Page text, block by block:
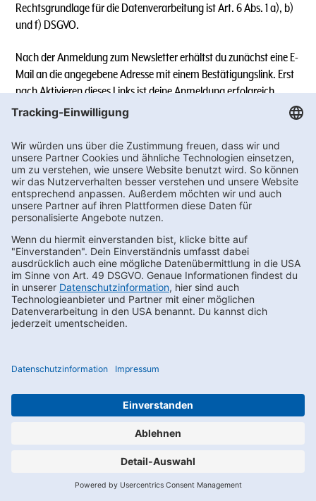
Rechtsgrundlage für die Datenverarbeitung ist Art. 6 Abs. 1 a), b)
und f) DSGVO.
Nach der Anmeldung zum Newsletter erhältst du zunächst eine E-
Mail an die angegebene Adresse mit einem Bestätigungslink. Erst
nach Aktivieren dieses Links ist deine Anmeldung erfolgreich.
Sollte der Link in dem angegebenen Zeitraum nicht aktiviert
5.1.) Newsletter-Versand über WhatsApp
Du kannst den Newsletter auch über WhatsApp abonnieren,
indem Du den dafür vorgesehenen QR-Code scannst. Nach der
Anmeldung zum Newsletter erhältst du zunächst eine Nachricht
im Chat mit einem Bestätigungsfenster. Erst nach Aktivieren ist
deine Anmeldung erfolgreich. Sollte der Link in dem angegebenen
Zeitraum nicht aktiviert werden, werden die angegebenen Daten
wieder gelöscht.
im Rahmen eines Auftragsverarbeitungsvertrages.
Die Nutzung von WhatsApp unterliegt allein den von Dir mit
Nutzungsbedingungen von WhatsApp liegen uns durch Deine
Kontaktaufnahme Deine Telefonnummer und Dein Username